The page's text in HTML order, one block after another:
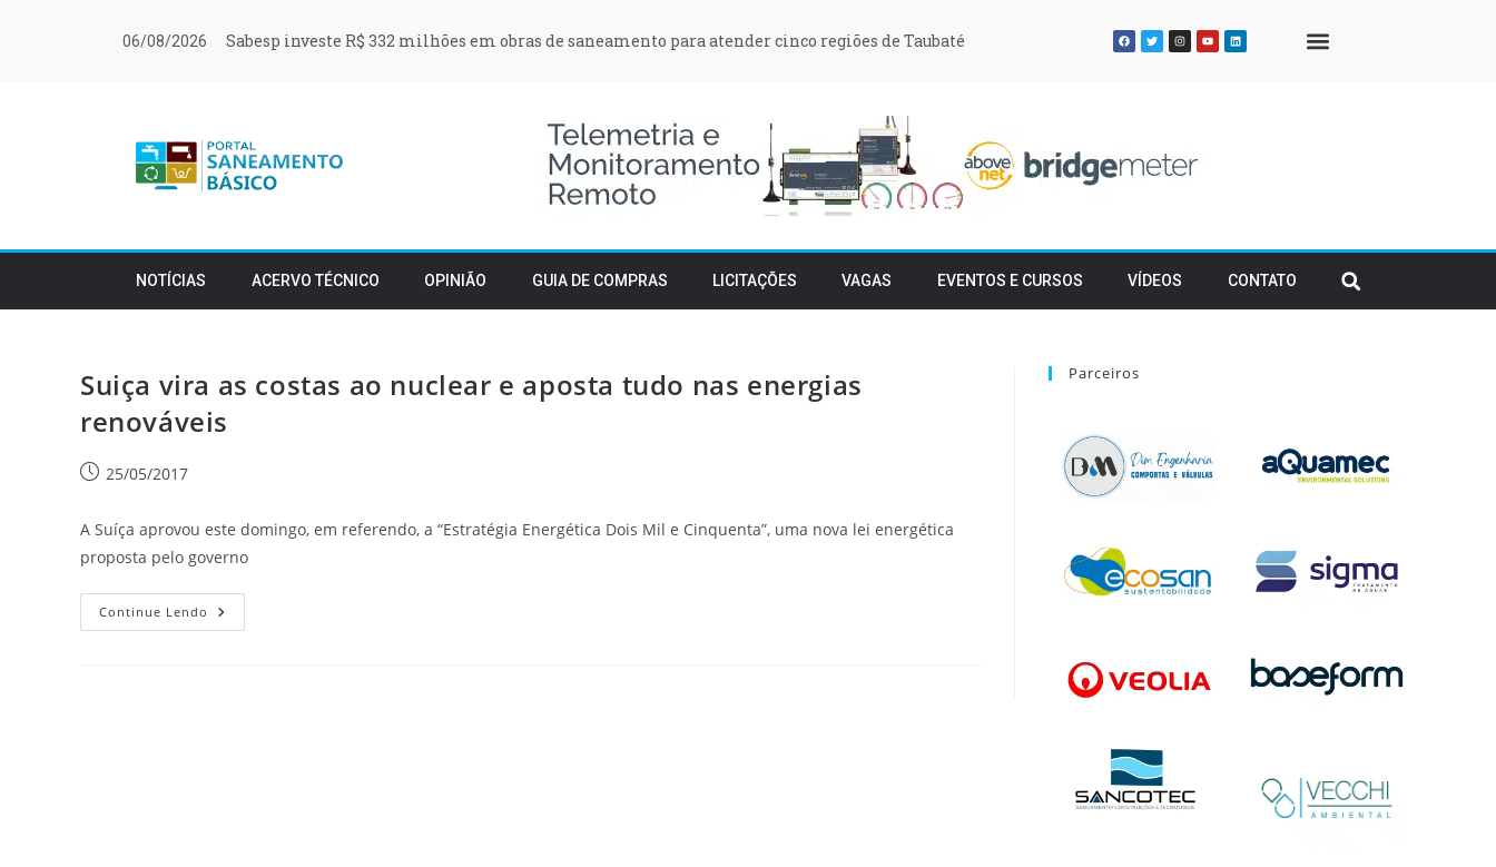
06/08/2026 Sabesp investe R$ 332 milhões em obras de saneamento para atender cinco regiões de Taubaté
NOTÍCIAS ACERVO TÉCNICO OPINIÃO GUIA DE COMPRAS LICITAÇÕES VAGAS EVENTOS E CURSOS VÍDEOS CONTATO
Suiça vira as costas ao nuclear e aposta tudo nas energias
renováveis
25/05/2017
A Suíça aprovou este domingo, em referendo, a “Estratégia Energética Dois Mil e Cinquenta”, uma nova lei energética
proposta pelo governo
Continue Lendo
Parceiros